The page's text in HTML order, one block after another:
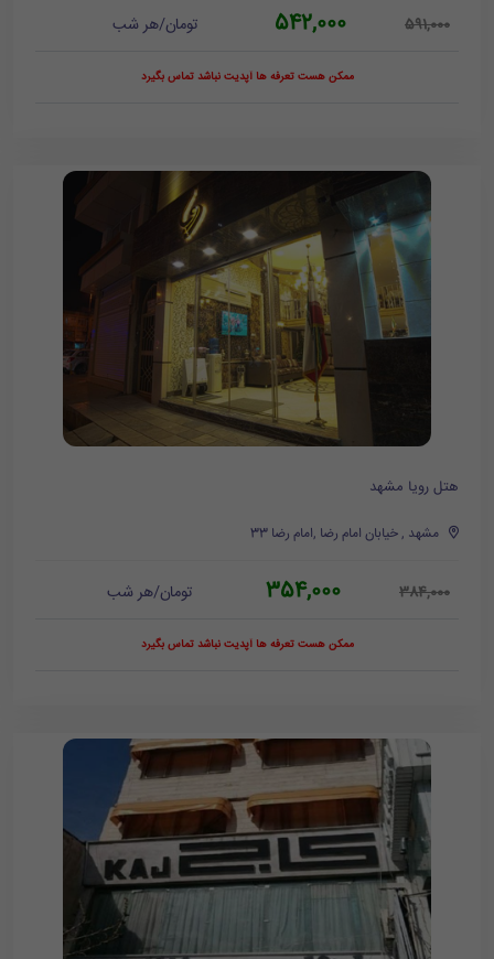
591,000
542,000 تومان/هر شب
ممکن هست تعرفه ها آپدیت نباشد تماس بگیرد
هتل رویا مشهد
مشهد , خیابان امام رضا ,امام رضا 33
384,000
354,000 تومان/هر شب
ممکن هست تعرفه ها آپدیت نباشد تماس بگیرد